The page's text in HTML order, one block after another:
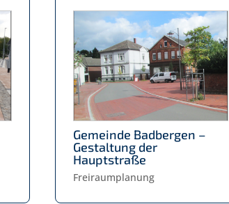
Gemeinde Badbergen –
Gestaltung der
Hauptstraße
Freiraumplanung